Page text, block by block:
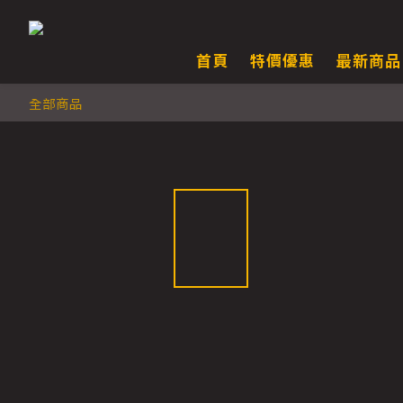
首頁 特價優惠 最新商品
全部商品